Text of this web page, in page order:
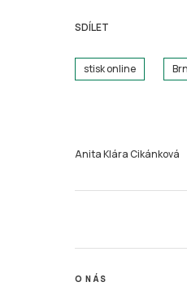
SDÍLET
stisk online
Anita Klára Cikánková
O NÁS